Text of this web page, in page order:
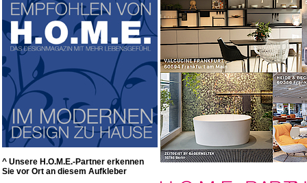
^ Unsere H.O.M.E.-Partner erkennen
Sie vor Ort an diesem Aufkleber